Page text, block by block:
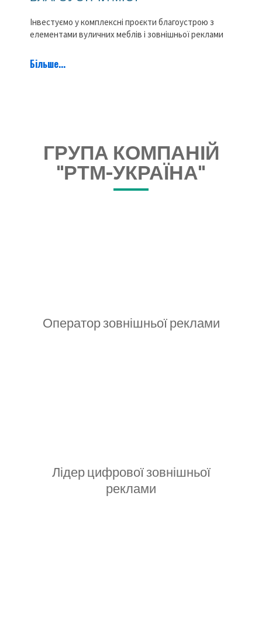
Інвестуємо у комплексні проєкти благоустрою з
елементами вуличних меблів і зовнішньої реклами
Більше...
ГРУПА КОМПАНІЙ
"РТМ-УКРАЇНА"
Оператор зовнішньої реклами
Лідер цифрової зовнішньої
реклами